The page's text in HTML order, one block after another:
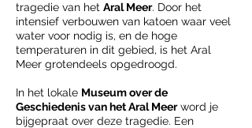
tragedie van het Aral Meer. Door het
intensief verbouwen van katoen waar veel
water voor nodig is, en de hoge
temperaturen in dit gebied, is het Aral
Meer grotendeels opgedroogd.
In het lokale Museum over de
Geschiedenis van het Aral Meerword je
bijgepraat over deze tragedie. Een